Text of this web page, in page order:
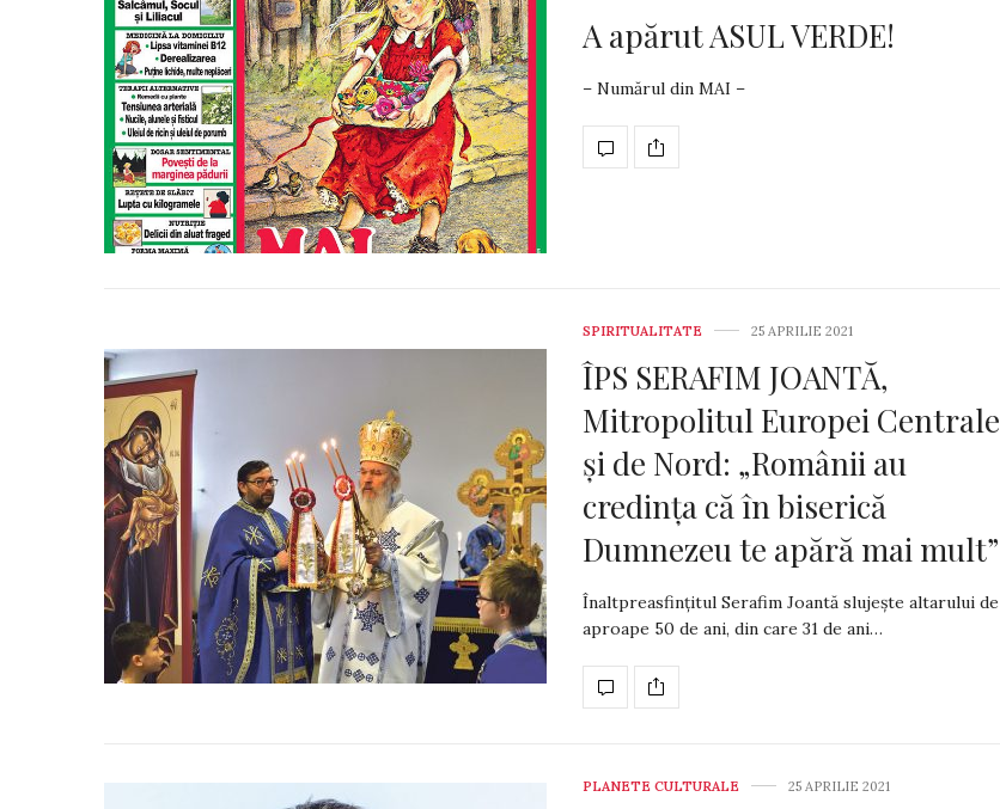
A apărut ASUL VERDE!
– Numărul din MAI –
SPIRITUALITATE 25 APRILIE 2021
ÎPS SERAFIM JOANTĂ,
Mitropolitul Europei Centrale
și de Nord: „Românii au
credința că în biserică
Dumnezeu te apără mai mult”
Înaltpreasfințitul Serafim Joantă slujește alta­rului de
aproape 50 de ani, din care 31 de ani…
PLANETE CULTURALE 25 APRILIE 2021